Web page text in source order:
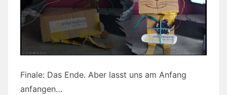
Finale: Das Ende. Aber lasst uns am Anfang
anfangen…